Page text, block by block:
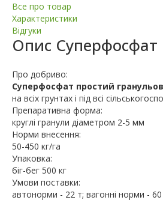
Все про товар
Характеристики
Відгуки
Опис Суперфосфат
Про добриво:
Суперфосфат простий
на всіх грунтах і під всі
Препаративна форма:
круглі гранули діаметром 2-5 мм
Норми внесення:
50-450 кг/га
Упаковка:
біг-бег 500 кг
Умови поставки:
автонорми - 22 т; вагонні норми -